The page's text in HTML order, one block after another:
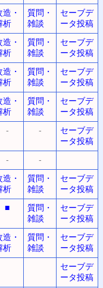
造・
析
質問・
雑談
セーブデ
ータ投稿
造・
析
質問・
雑談
セーブデ
ータ投稿
造・
析
質問・
雑談
セーブデ
ータ投稿
造・
析
質問・
雑談
セーブデ
ータ投稿
- -
セーブデ
ータ投稿
-
-
造・
析
質問・
雑談
セーブデ
ータ投稿
■
質問・
雑談
セーブデ
ータ投稿
造・
析
質問・
雑談
セーブデ
ータ投稿
セーブデ
ータ投稿